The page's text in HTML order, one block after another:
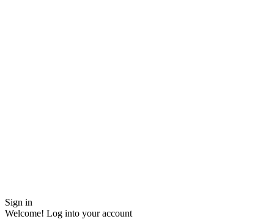
Sign in
Welcome! Log into your account